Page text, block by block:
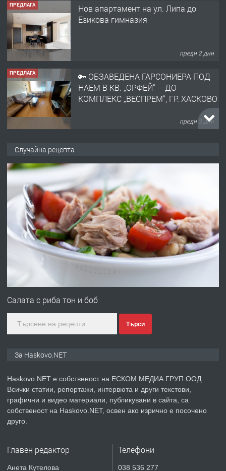
ПРЕДЛАГА
Нов апартамент на ул. Липа до
Езикова гимназия
преди 2 дни
ПРЕДЛАГА
🔑 ОБЗАВЕДЕНА ГАРСОНИЕРА ПОД
НАЕМ В КВ. „ОРФЕЙ“ – ДО
КОМПЛЕКС „ВЕСПРЕМ“, ГР. ХАСКОВО
преди 3 дни
АПАРТАМЕНТ В ЦЕНТЪРА НА ГР.
ХАСКОВО
ПРЕДЛАГА Давам гараж под наем
преди 4 дни
градската градина!
преди 5 дни
ПРЕДЛАГА
Продавам парцел в гр. Хасково кв.
Случайна рецепта
Салата с риба тон и боб
Търси
За Haskovo.NET
Haskovo.NET е собственост на ЕСКОМ МЕДИА ГРУП ООД.
Всички статии, репортажи, интервюта и други текстови,
графични и видео материали, публикувани в сайта, са
собственост на Haskovo.NET, освен ако изрично е посочено
друго.
Главен редактор
Анета Кутелова
Телефони
038 536 277